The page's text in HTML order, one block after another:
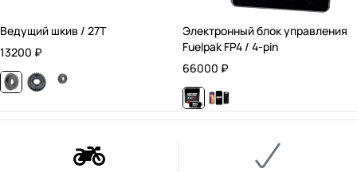
Ведущий шкив / 27T
13200 ₽
Электронный блок управления
Fuelpak FP4 / 4-pin
66000 ₽